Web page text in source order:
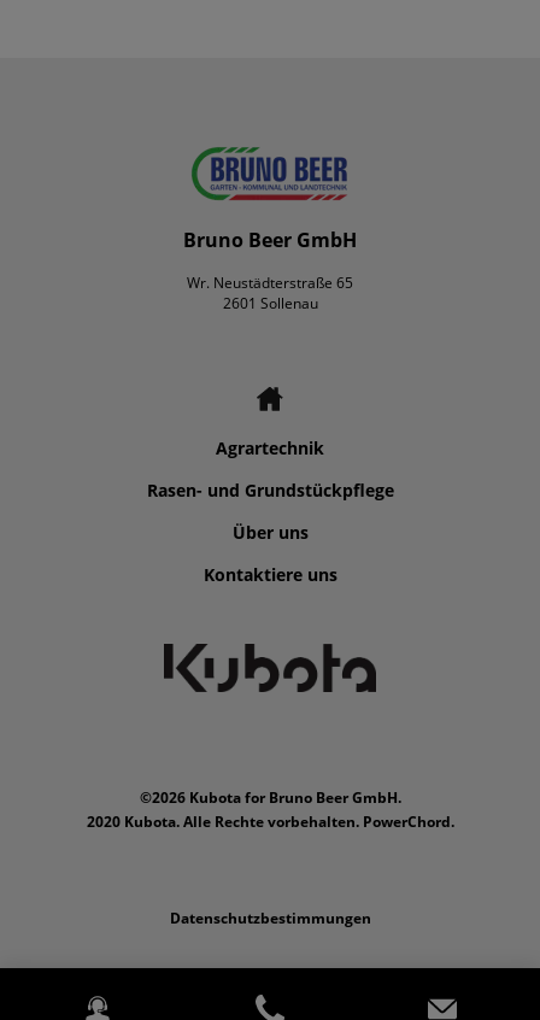
Bruno Beer GmbH
Wr. Neustädterstraße 65
2601 Sollenau
Agrartechnik
Rasen- und Grundstückpflege
Über uns
Kontaktiere uns
©2026 Kubota for Bruno Beer GmbH.
2020 Kubota. Alle Rechte vorbehalten. PowerChord.
Datenschutzbestimmungen